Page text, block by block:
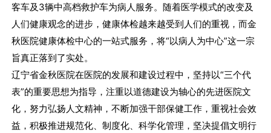
客车及3辆中高档救护车为病人服务。随着医学模式的改变及
人们健康观念的进步，健康体检越来越受到人们的重视，而金
秋医院健康体检中心的一站式服务，将“以病人为中心”这一宗
旨真正落到了实处。
辽宁省金秋医院在医院的发展和建设过程中，坚持以“三个代
表”的重要思想为指导，注重以道德建设为轴心的先进医院文
化，努力弘扬人文精神，不断加强干部保健工作，重视社会效
益，积极推进规范化、制度化、科学化管理，坚决提倡文明行